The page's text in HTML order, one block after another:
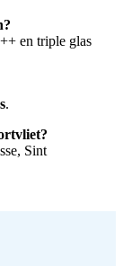
en triple glas
.
Sint